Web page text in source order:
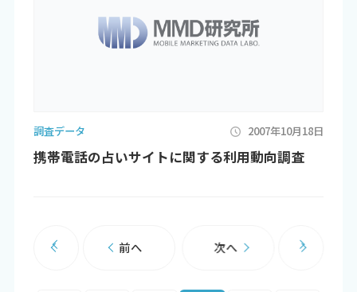
調査データ 2007年10月18日
携帯電話の占いサイトに関する利用動向調査
前へ 次へ